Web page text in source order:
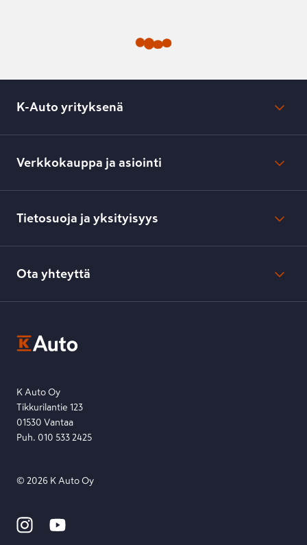
K-Auto yrityksenä
Lehdistötiedotteet
Toimipisteiden yhteystiedot
Verkkokauppa ja asiointi
Toimitustavat ja -kulut
Verkkokaupan peruuttamisilmoitus
Saavutettavuus
Tietosuoja ja yksityisyys
Kesko-konsernin verkkoselailurekisteri
K-Ryhmän evästekäytännöt
Ota yhteyttä
Etsi toimipiste
K Auto Oy
Tikkurilantie 123
01530 Vantaa
Puh. 010 533 2425
© 2026 K Auto Oy